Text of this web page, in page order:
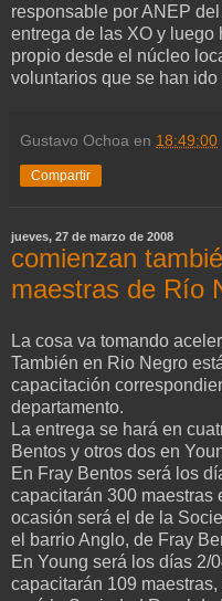
responsable por ANEP
entrega de las XO y luego
propio desde el núcleo
voluntarios que se han
Gustavo Ochoa en 18:49:00
Compartir
jueves, 27 de marzo de 2008
comienzan
maestras de Río
La cosa va tomando
También en Rio Negro
capacitación
departamento.
La entrega se hará en
Bentos y otros dos en
En Fray Bentos será los
capacitarán 300 maestras
ocasión será el de la
el barrio Anglo, de Fray
En Young será los días 2/
capacitarán 109